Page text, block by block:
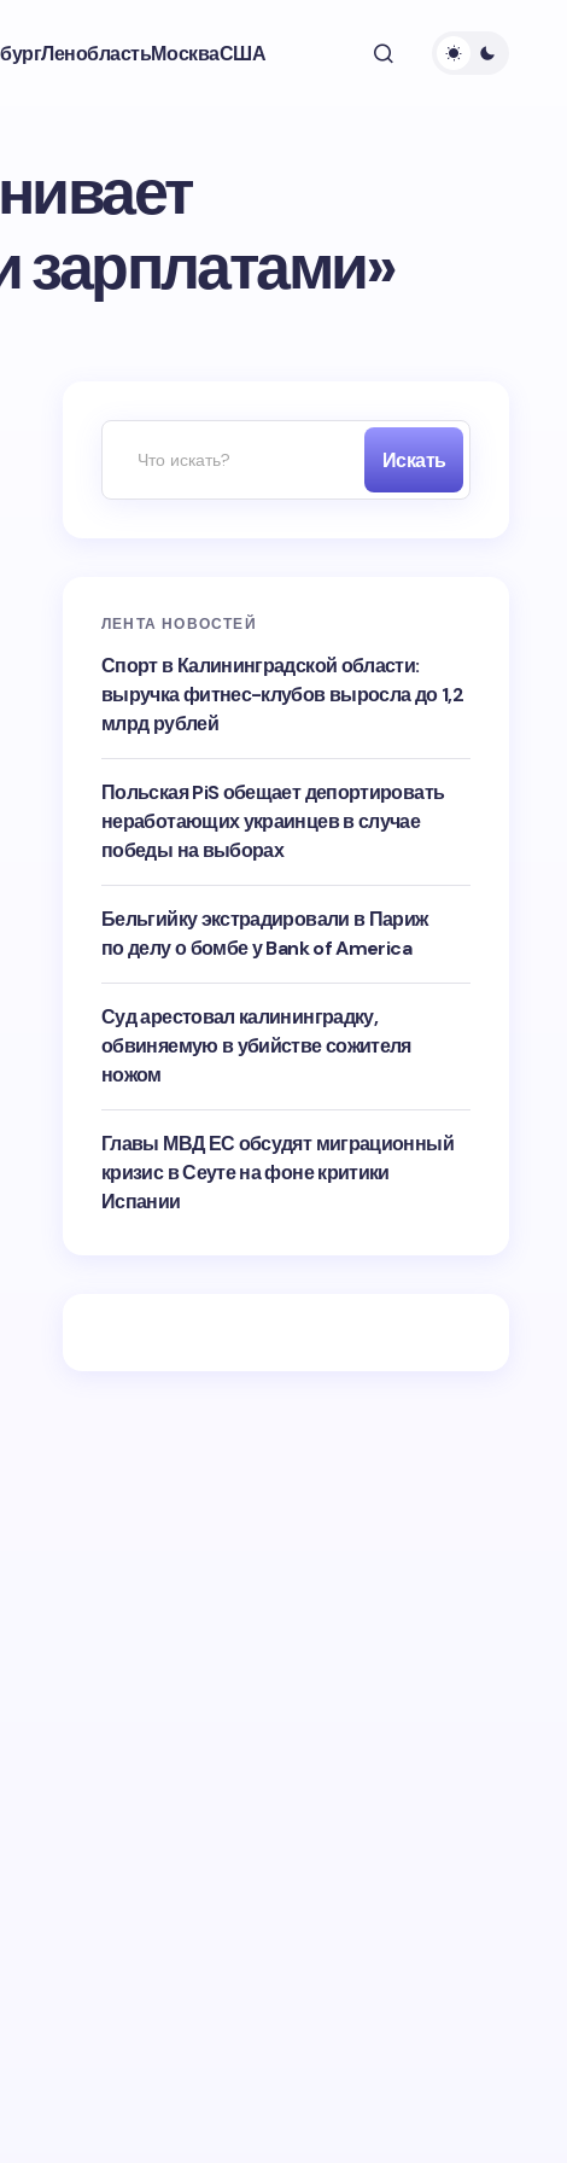
ЛенобластьМоскваСША
зарплатами»
Искать
ЛЕНТА НОВОСТЕЙ
Спорт в Калининградской области:
выручка фитнес-клубов выросла до 1,2
млрд рублей
Польская PiS обещает депортировать
неработающих украинцев в случае
победы на выборах
Бельгийку экстрадировали в Париж
по делу о бомбе у Bank of America
Суд арестовал калининградку,
обвиняемую в убийстве сожителя
ножом
Главы МВД ЕС обсудят миграционный
кризис в Сеуте на фоне критики
Испании